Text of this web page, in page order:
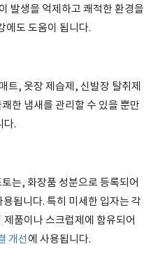
발생을 억제하고 쾌적한 환경을
에도 도움이 됩니다.
트, 옷장 제습제, 신발장 탈취제
한 냄새를 관리할 수 있을 뿐만
다.
는, 화장품 성분으로 등록되어
됩니다. 특히 미세한 입자는 각
제품이나 스크럽제에 함유되어
개선에 사용됩니다.